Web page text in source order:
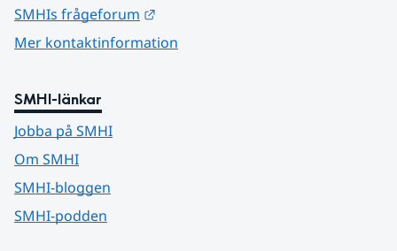
SMHIs frågeforum
Mer kontaktinformation
SMHI-länkar
Jobba på SMHI
Om SMHI
SMHI-bloggen
SMHI-podden